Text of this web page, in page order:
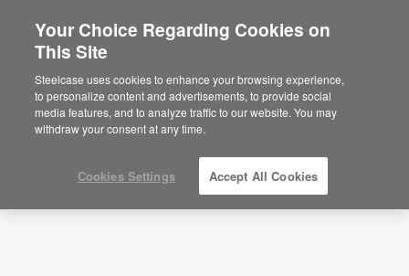
Está usted en la web de América.Para
acceder a la información de España haga
click aquí.
Greece
Your Choice Regarding Cookies on
This Site
Steelcase uses cookies to enhance your browsing experience,
to personalize content and advertisements, to provide social
media features, and to analyze traffic to our website. You may
withdraw your consent at any time.
Cookies Settings Accept All Cookies